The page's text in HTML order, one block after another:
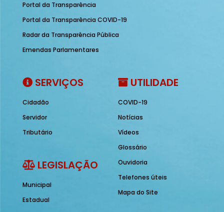
Portal da Transparência
Portal da Transparência COVID-19
Radar da Transparência Pública
Emendas Parlamentares
SERVIÇOS
Cidadão
Servidor
Tributário
LEGISLAÇÃO
Municipal
Estadual
UTILIDADE
COVID-19
Notícias
Vídeos
Glossário
Ouvidoria
Telefones úteis
Mapa do Site